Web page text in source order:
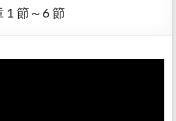
1 節～6 節